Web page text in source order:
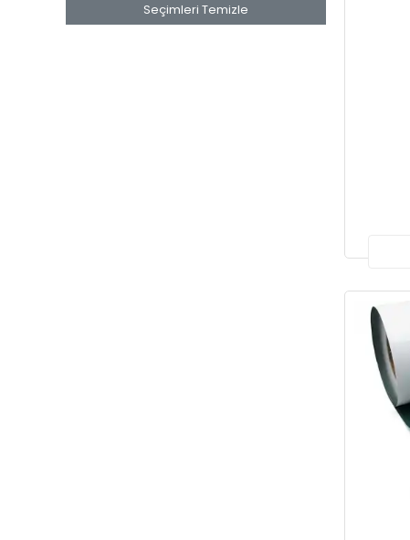
Seçimleri Temizle